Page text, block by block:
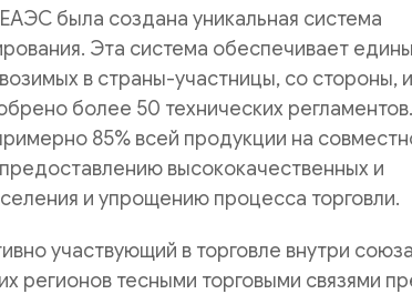
была создана уникальная система
Эта система обеспечивает
в страны-участницы, со стороны,
более 50 технических
85% всей продукции на
высококачественных и
и упрощению процесса торговли.
участвующий в торговле внутри
регионов тесными торговыми связями